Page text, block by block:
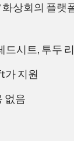
상회의 플
시트, 투두
가 지원
없음